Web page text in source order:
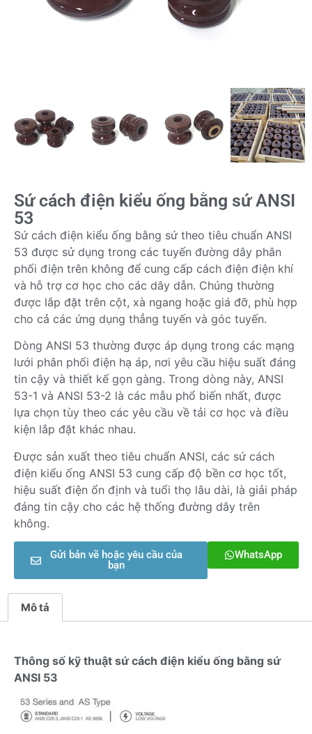
Sứ cách điện kiểu ống bằng sứ ANSI
53
Sứ cách điện kiểu ống bằng sứ theo tiêu chuẩn ANSI
53 được sử dụng trong các tuyến đường dây phân
phối điện trên không để cung cấp cách điện điện khí
và hỗ trợ cơ học cho các dây dẫn. Chúng thường
được lắp đặt trên cột, xà ngang hoặc giá đỡ, phù hợp
cho cả các ứng dụng thẳng tuyến và góc tuyến.
Dòng ANSI 53 thường được áp dụng trong các mạng
lưới phân phối điện hạ áp, nơi yêu cầu hiệu suất đáng
tin cậy và thiết kế gọn gàng. Trong dòng này, ANSI
53-1 và ANSI 53-2 là các mẫu phổ biến nhất, được
lựa chọn tùy theo các yêu cầu về tải cơ học và điều
kiện lắp đặt khác nhau.
Được sản xuất theo tiêu chuẩn ANSI, các sứ cách
điện kiểu ống ANSI 53 cung cấp độ bền cơ học tốt,
hiệu suất điện ổn định và tuổi thọ lâu dài, là giải pháp
đáng tin cậy cho các hệ thống đường dây trên
không.
Gửi bản vẽ hoặc yêu cầu của
bạn
WhatsApp
Mô tả
Thông số kỹ thuật sứ cách điện kiểu ống bằng sứ
ANSI 53